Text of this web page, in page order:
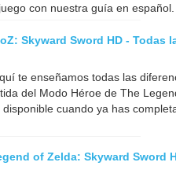
con nuestra guía en español.
Skyward Sword HD - Todas
te enseñamos todas las
del Modo Héroe de The
cuando ya has
of Zelda: Skyward Sword